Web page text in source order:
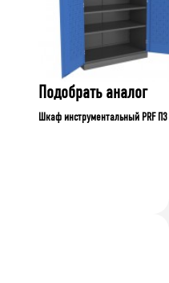
Подобрать аналог
Шкаф инструментальный PRF П3